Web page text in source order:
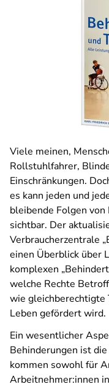
Viele meinen,
Rollstuhlfahrer,
Einschränkungen.
es kann jeden und
bleibende Folgen
sichtbar. Der
Verbraucherzentrale
einen Überblick über
komplexen
welche Rechte
wie gleichberechtigte
Leben gefördert wird.
Ein wesentlicher
Behinderungen ist
kommen sowohl für
Arbeitnehmer:innen